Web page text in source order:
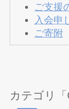
ご支援
入会申
ご寄附
カテゴリ